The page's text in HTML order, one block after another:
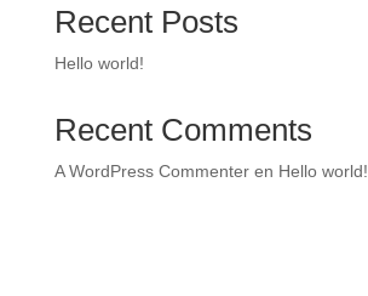
Recent Posts
Hello world!
Recent Comments
A WordPress Commenteren Hello world!